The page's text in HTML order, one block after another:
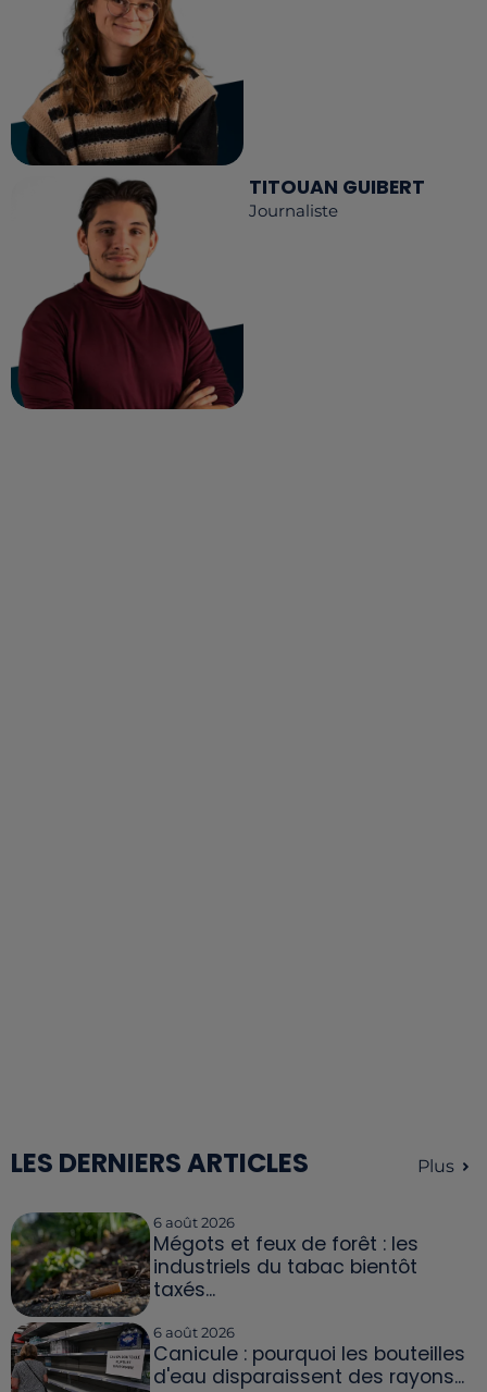
TITOUAN GUIBERT
Journaliste
LES DERNIERS ARTICLES Plus
6 août 2026
Mégots et feux de forêt : les
industriels du tabac bientôt
taxés...
6 août 2026
Canicule : pourquoi les bouteilles
d'eau disparaissent des rayons...